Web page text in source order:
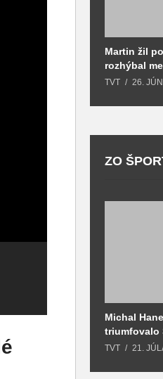
Martinskí džudisti
valcovali tatami.
Martin žil
rozhýbal
zdraviu a
TVT 26.
ZO
Michal
triumfovalo
TVT 21.